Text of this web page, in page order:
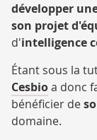
développer
son projet
d'intelligence
Étant sous la
Cesbioa donc
bénéficier de
domaine.